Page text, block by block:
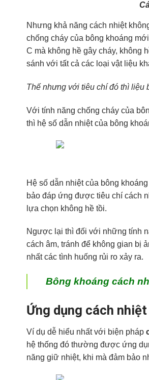
Nhưng khả năng cách nhiệt
chống cháy của bông khoáng
C mà không hề gây cháy, không
sánh với tất cả các loại vật liệu
Thế nhưng với tiêu chí đó thì liệu
Với tính năng chống cháy của
thì hệ số dẫn nhiệt của bông
Hệ số dẫn nhiệt của bông
bảo đáp ứng được tiêu chí cách
lựa chọn không hề tồi.
Ngược lại thì đối với những tính
cách âm, tránh để không gian bị
nhất các tình huống rủi ro xảy ra.
Bông khoáng cách
Ứng dụng cách
Ví dụ dễ hiểu nhất với biện pháp
hệ thống đó thường được ứng
năng giữ nhiệt, khi mà đảm bảo